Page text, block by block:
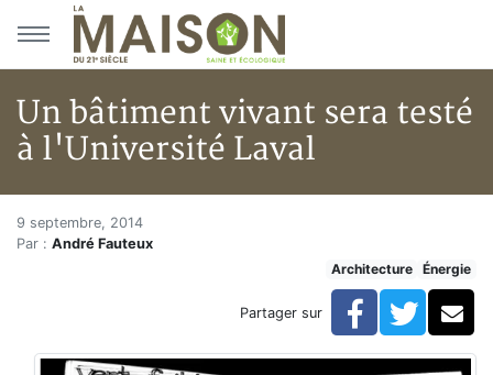
Aller au menu principal
Aller au contenu principal
Un bâtiment vivant sera testé
à l'Université Laval
Accueil
Articles
Un bâtiment vivant sera testé à l'Université Laval
Un bâtiment vivant sera testé
9 septembre, 2014
Par : André Fauteux
Architecture
Énergie
Partager sur Facebook